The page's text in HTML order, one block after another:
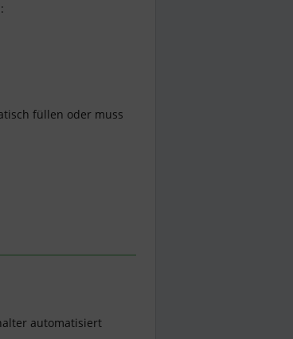
füllen oder muss
automatisiert